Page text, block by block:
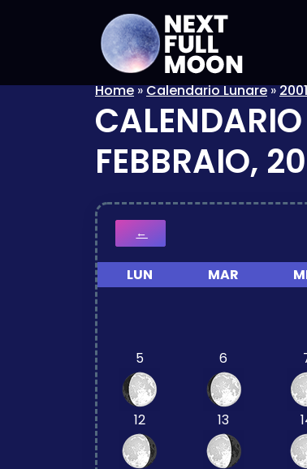
Home»Calendario Lunare»2001
FEBBRAIO,
←
LUN MAR
5 6
12 13